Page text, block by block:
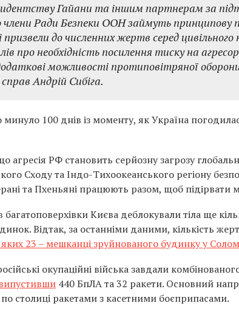
Гайани та іншим партнерам за
члени Ради Безпеки ООН займуть принципову
призвели до численних жертв серед
про необхідність посилення тиску на
можливості протиповітряної
Андрій Сибіга.
100 днів із моменту, як Україна
агресія РФ становить серйозну загрозу
Сходу та Індо-Тихоокеанського регіону
та Пхеньяні працюють разом, щоб підірвати
багатоповерхівки Києва деблокували тіла ще
Відтак, за останніми даними, кількість
23 – мешканці зруйнованого будинку у
окупаційні війська завдали
440 БпЛА та 32 ракети. Основний
по столиці ракетами з касетними боєприпасами.